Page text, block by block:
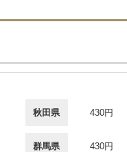
秋田県 430円
群馬県 430円